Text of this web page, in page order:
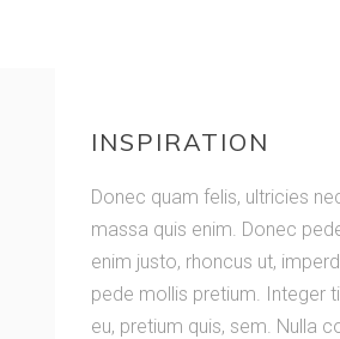
INSPIRATION
Donec quam felis, ultricies
massa quis enim. Donec
enim justo, rhoncus ut,
pede mollis pretium. Integer
eu, pretium quis, sem. Nulla